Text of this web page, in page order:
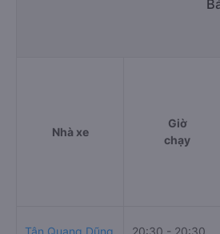
Nhà xe
Giờ
chạy
Tân Quang Dũng 20:30 - 20:30